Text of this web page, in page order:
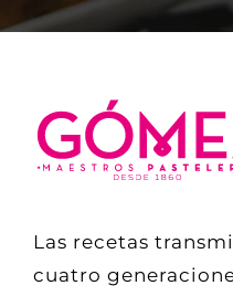
Las recetas
cuatro